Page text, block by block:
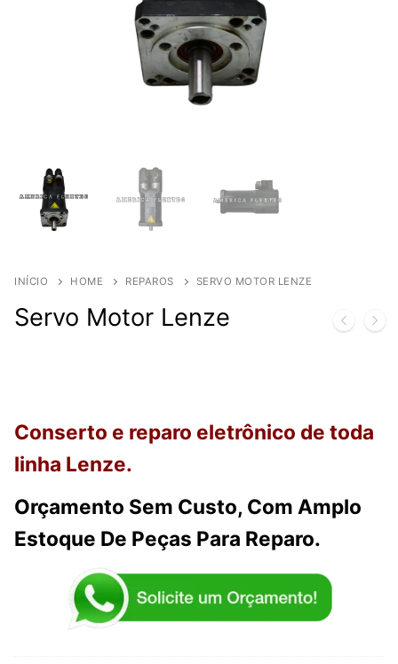
INÍCIO HOME REPAROS SERVO MOTOR LENZE
Servo Motor Lenze
Conserto e reparo eletrônico de toda
linha Lenze.
Orçamento Sem Custo, Com Amplo
Estoque De Peças Para Reparo.